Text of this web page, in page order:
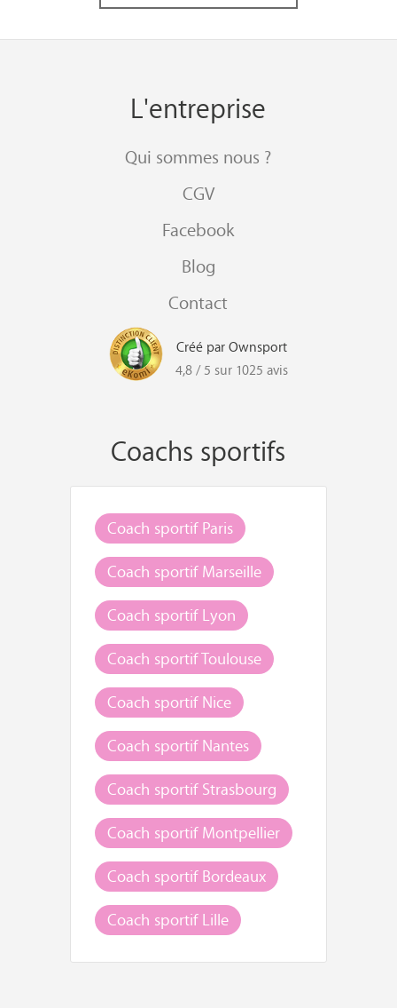
L'entreprise
Qui sommes nous ?
CGV
Facebook
Blog
Contact
Créé par Ownsport
4,8 / 5 sur 1025 avis
Coachs sportifs
Coach sportif Paris
Coach sportif Marseille
Coach sportif Lyon
Coach sportif Toulouse
Coach sportif Nice
Coach sportif Nantes
Coach sportif Strasbourg
Coach sportif Montpellier
Coach sportif Bordeaux
Coach sportif Lille